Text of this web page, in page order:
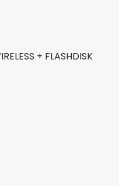
+ FLASHDISK